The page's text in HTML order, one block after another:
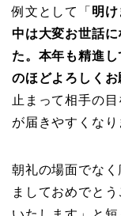
例文として「 明
中は大変お世話
た。本年も精進
のほどよろしく
止まって相手の
が届きやすくなり
朝礼の場面でな
ましておめでと